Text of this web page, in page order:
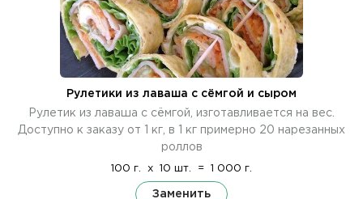
Рулетики из лаваша с сёмгой и сыром
Рулетик из лаваша с сёмгой, изготавливается на вес.
Доступно к заказу от 1 кг, в 1 кг примерно 20 нарезанных
роллов
100 г. x 10 шт. = 1 000 г.
Заменить